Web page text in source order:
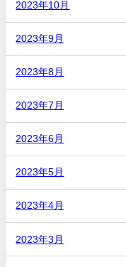
2023年10月
2023年9月
2023年8月
2023年7月
2023年6月
2023年5月
2023年4月
2023年3月